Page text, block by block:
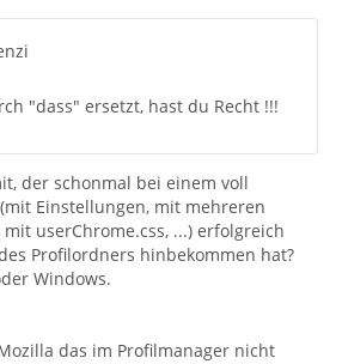
"dass" ersetzt, hast du Recht !!!
der schonmal bei einem voll
Einstellungen, mit mehreren
userChrome.css, ...) erfolgreich
Profilordners hinbekommen hat?
Windows.
das im Profilmanager nicht